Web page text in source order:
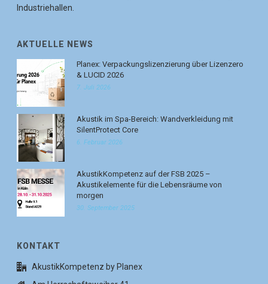
Industriehallen.
AKTUELLE NEWS
Planex: Verpackungslizenzierung über Lizenzero
& LUCID 2026
7. Juli 2026
Akustik im Spa-Bereich: Wandverkleidung mit
SilentProtect Core
6. Februar 2026
AkustikKompetenz auf der FSB 2025 –
Akustikelemente für die Lebensräume von
morgen
30. September 2025
KONTAKT
AkustikKompetenz by Planex